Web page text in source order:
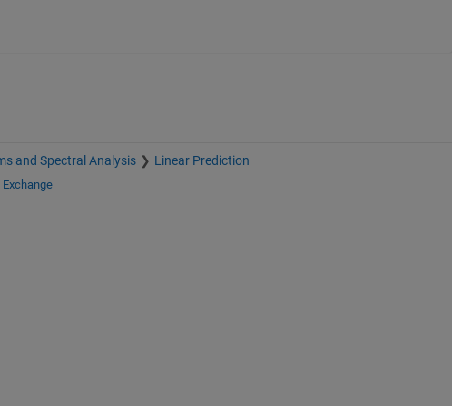
and Spectral Analysis Linear Prediction
Exchange